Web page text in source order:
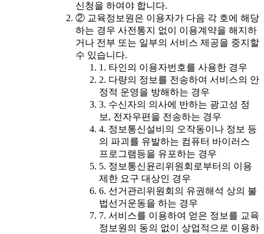
신청을 하여야 합니다.
② 교육정보원은 이용자가 다음 각 호에 해당
하는 경우 사전통지 없이 이용계약을 해지하
거나 전부 또는 일부의 서비스 제공을 중지할
수 있습니다.
1. 타인의 이용자번호를 사용한 경우
2. 다량의 정보를 전송하여 서비스의 안
정적 운영을 방해하는 경우
3. 수신자의 의사에 반하는 광고성 정
보, 전자우편을 전송하는 경우
4. 정보통신설비의 오작동이나 정보 등
의 파괴를 유발하는 컴퓨터 바이러스
프로그램등을 유포하는 경우
5. 정보통신윤리위원회로부터의 이용
제한 요구 대상인 경우
6. 선거관리위원회의 유권해석 상의 불
법선거운동을 하는 경우
7. 서비스를 이용하여 얻은 정보를 교육
정보원의 동의 없이 상업적으로 이용하